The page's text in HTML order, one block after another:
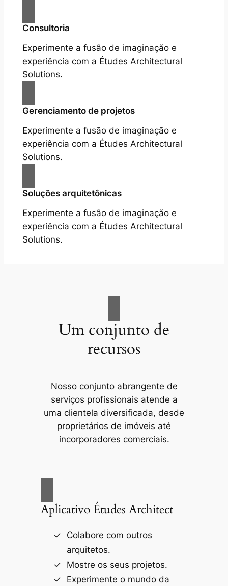
Consultoria
Experimente a fusão de imaginação e
experiência com a Études Architectural
Solutions.
Gerenciamento de projetos
Experimente a fusão de imaginação e
experiência com a Études Architectural
Solutions.
Soluções arquitetônicas
Experimente a fusão de imaginação e
experiência com a Études Architectural
Solutions.
Um conjunto de
recursos
Nosso conjunto abrangente de
serviços profissionais atende a
uma clientela diversificada, desde
proprietários de imóveis até
incorporadores comerciais.
Aplicativo Études Architect
Colabore com outros
arquitetos.
Mostre os seus projetos.
Experimente o mundo da